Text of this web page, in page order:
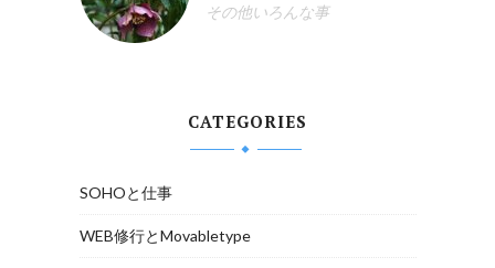
その他いろんな事
CATEGORIES
SOHOと仕事
WEB修行とMovabletype